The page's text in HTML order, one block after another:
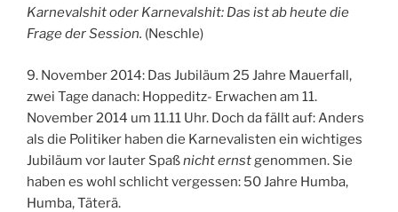
Karnevalshit oder Karnevalshit: Das ist ab heute die
Frage der Session. (Neschle)
9. November 2014: Das Jubiläum 25 Jahre Mauerfall,
zwei Tage danach: Hoppeditz- Erwachen am 11.
November 2014 um 11.11 Uhr. Doch da fällt auf: Anders
als die Politiker haben die Karnevalisten ein wichtiges
Jubiläum vor lauter Spaßnicht ernstgenommen. Sie
haben es wohl schlicht vergessen: 50 Jahre Humba,
Humba, Täterä.